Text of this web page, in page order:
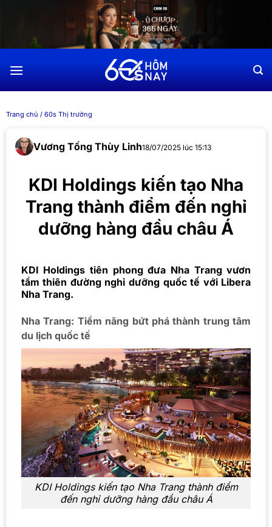
dung
Trang chủ / 60s Thị trường
Vương Tống Thùy Linh18/07/2025 lúc 15:13
KDI Holdings kiến tạo Nha
Trang thành điểm đến nghỉ
dưỡng hàng đầu châu Á
KDI Holdings tiên phong đưa Nha Trang vươn
tầm thiên đường nghỉ dưỡng quốc tế với Libera
Nha Trang.
Nha Trang: Tiềm năng bứt phá thành trung tâm
du lịch quốc tế
KDI Holdings kiến tạo Nha Trang thành điểm
đến nghỉ dưỡng hàng đầu châu Á